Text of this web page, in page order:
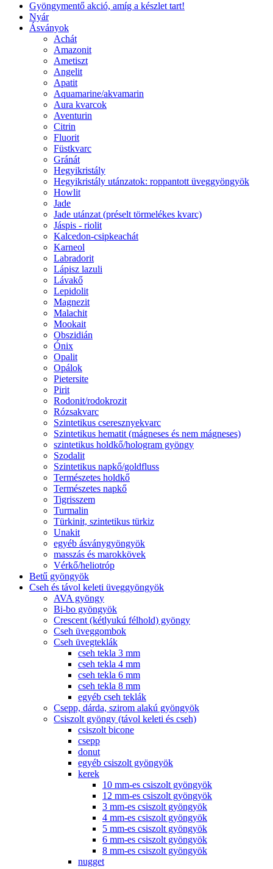
Gyöngymentő akció, amíg a készlet tart!
Nyár
Ásványok
Achát
Amazonit
Ametiszt
Angelit
Apatit
Aquamarine/akvamarin
Aura kvarcok
Aventurin
Citrin
Fluorit
Füstkvarc
Gránát
Hegyikristály
Hegyikristály utánzatok: roppantott üveggyöngyök
Howlit
Jade
Jade utánzat (préselt törmelékes kvarc)
Jáspis - riolit
Kalcedon-csipkeachát
Karneol
Labradorit
Lápisz lazuli
Lávakő
Lepidolit
Magnezit
Malachit
Mookait
Obszidián
Ónix
Opalit
Opálok
Pietersite
Pirit
Rodonit/rodokrozit
Rózsakvarc
Szintetikus cseresznyekvarc
Szintetikus hematit (mágneses és nem mágneses)
szintetikus holdkő/hologram gyöngy
Szodalit
Szintetikus napkő/goldfluss
Természetes holdkő
Természetes napkő
Tigrisszem
Turmalin
Türkinit, szintetikus türkiz
Unakit
egyéb ásványgyöngyök
masszás és marokkövek
Vérkő/heliotróp
Betű gyöngyök
Cseh és távol keleti üveggyöngyök
AVA gyöngy
Bi-bo gyöngyök
Crescent (kétlyukú félhold) gyöngy
Cseh üveggombok
Cseh üvegteklák
cseh tekla 3 mm
cseh tekla 4 mm
cseh tekla 6 mm
cseh tekla 8 mm
egyéb cseh teklák
Csepp, dárda, szirom alakú gyöngyök
Csiszolt gyöngy (távol keleti és cseh)
csiszolt bicone
csepp
donut
egyéb csiszolt gyöngyök
kerek
10 mm-es csiszolt gyöngyök
12 mm-es csiszolt gyöngyök
3 mm-es csiszolt gyöngyök
4 mm-es csiszolt gyöngyök
5 mm-es csiszolt gyöngyök
6 mm-es csiszolt gyöngyök
8 mm-es csiszolt gyöngyök
nugget